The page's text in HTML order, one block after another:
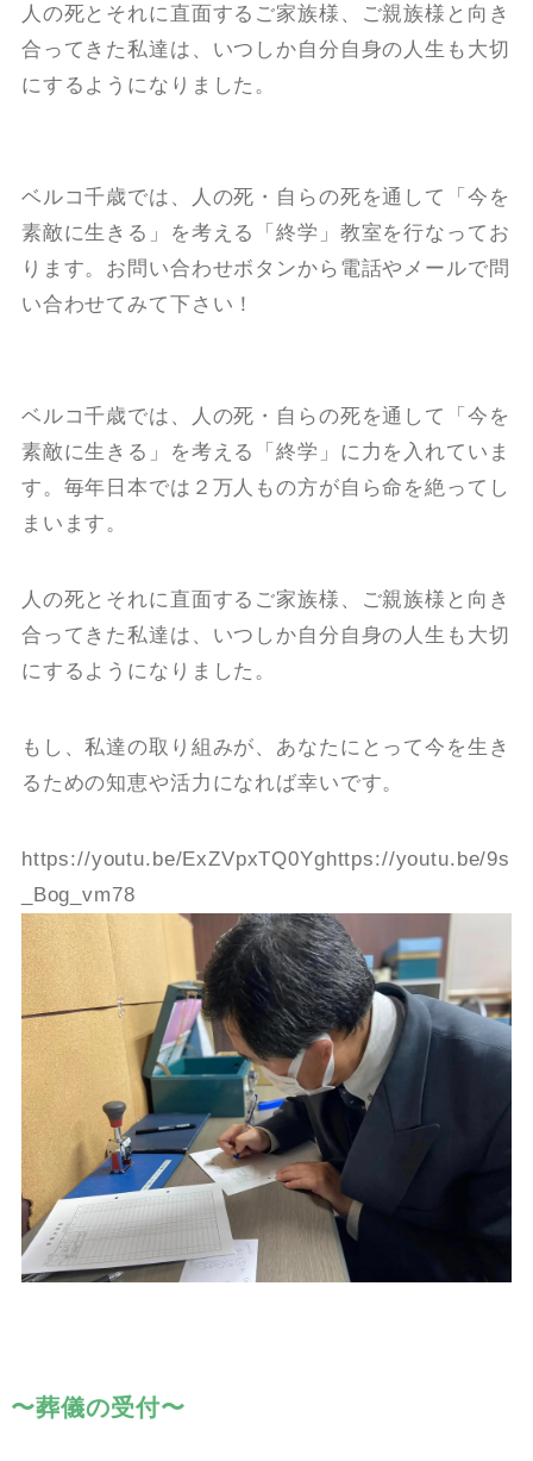
人の死とそれに直面するご家族様、ご親族様と向き
合ってきた私達は、いつしか自分自身の人生も大切
にするようになりました。
ベルコ千歳では、人の死・自らの死を通して「今を
素敵に生きる」を考える「終学」教室を行なってお
ります。お問い合わせボタンから電話やメールで問
い合わせてみて下さい！
ベルコ千歳では、人の死・自らの死を通して「今を
素敵に生きる」を考える「終学」に力を入れていま
す。毎年日本では２万人もの方が自ら命を絶ってし
まいます。
人の死とそれに直面するご家族様、ご親族様と向き
合ってきた私達は、いつしか自分自身の人生も大切
にするようになりました。
もし、私達の取り組みが、あなたにとって今を生き
るための知恵や活力になれば幸いです。
https://youtu.be/ExZVpxTQ0Yghttps://youtu.be/9s
_Bog_vm78
〜葬儀の受付〜